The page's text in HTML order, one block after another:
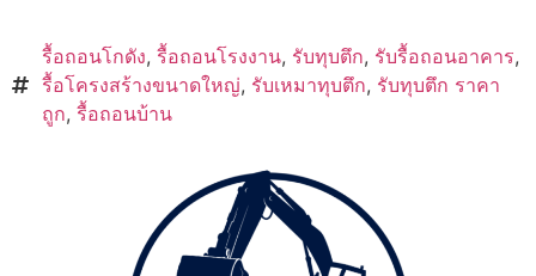
รื้อถอนโกดัง, รื้อถอนโรงงาน, รับทุบตึก, รับรื้อถอนอาคาร,
รื้อโครงสร้างขนาดใหญ่, รับเหมาทุบตึก, รับทุบตึก ราคา
ถูก, รื้อถอนบ้าน